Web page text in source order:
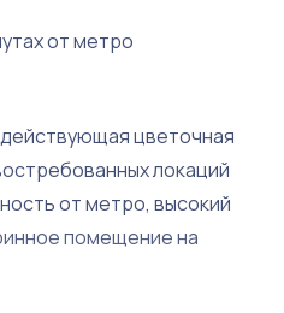
от метро
цветочная
локаций
от метро, высокий
помещение на